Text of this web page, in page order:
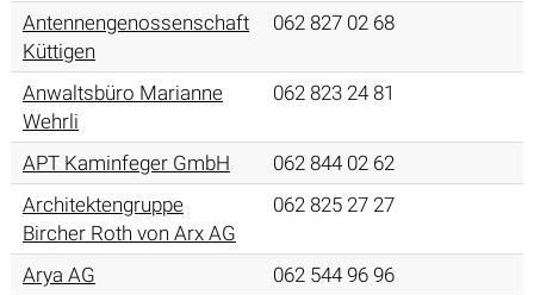
Antennengenossenschaft
Küttigen
062 827 02 68
Anwaltsbüro Marianne
Wehrli
062 823 24 81
APT Kaminfeger GmbH
062 844 02 62
Architektengruppe
Bircher Roth von Arx AG
062 825 27 27
Arya AG
062 544 96 96